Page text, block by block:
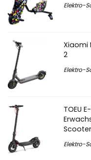
Elektro-
Xiaomi
2
Elektro-
TOEU
Elektro-